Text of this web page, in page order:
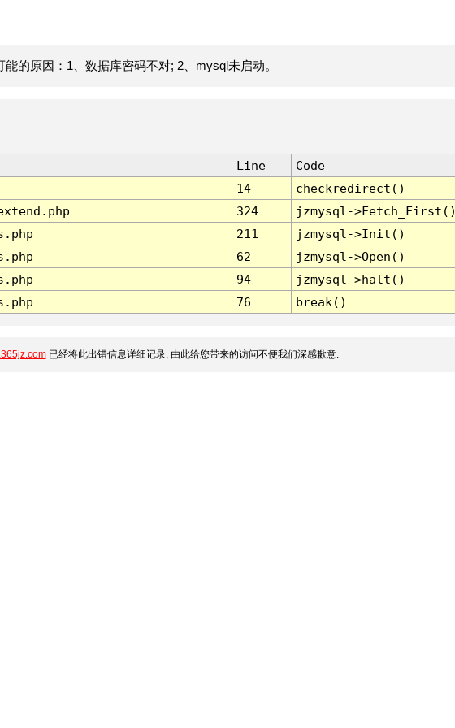
的原因：1、数据库密码不对; 2、mysql未启动。
Line
Code
14
checkredirect()
324
jzmysql-
211
jzmysql->Init()
62
jzmysql->Open()
94
jzmysql->halt()
76 break()
已经将此出错信息详细记录, 由此给您带来的访问不便我们深感歉意.